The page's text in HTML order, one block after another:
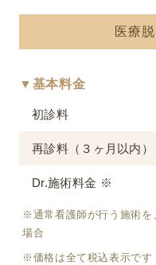
医療
▼基本料金
初診料
再診料（３ヶ月以内）
Dr.施術料金 ※
※通常看護師が行う施術を
場合
※価格は全て税込表示です